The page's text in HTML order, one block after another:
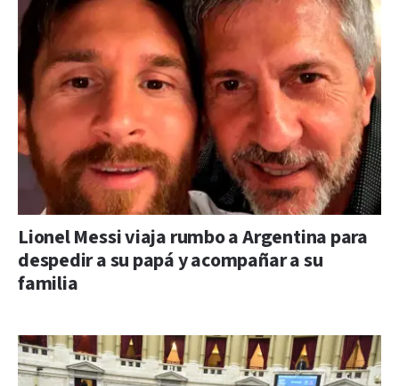
Lionel Messi viaja rumbo a Argentina para
despedir a su papá y acompañar a su
familia